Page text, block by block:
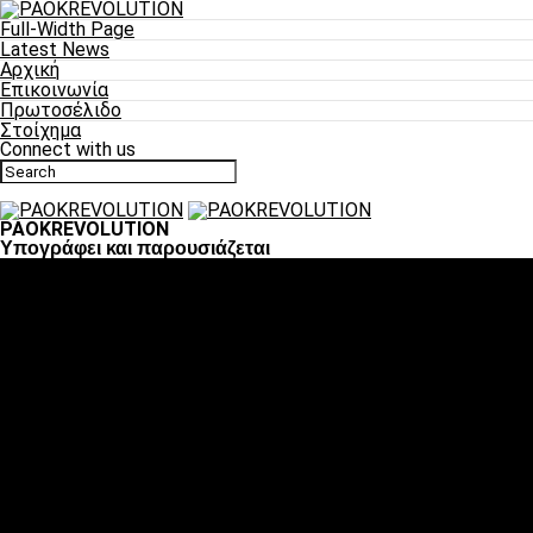
Full-Width Page
Latest News
Αρχική
Επικοινωνία
Πρωτοσέλιδο
Στοίχημα
Connect with us
PAOKREVOLUTION
Υπογράφει και παρουσιάζεται